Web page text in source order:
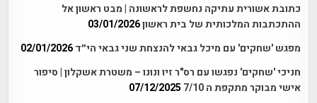
כתובת אשורית עתיקה נחשפת לראשונה | מבט ראשון אל
ההתכתבות המלכותית של בית ראשון03/01/2026
מפגש 'שחקים' עם מיכל גבאי להנצחת שני גבאי הי״ד 02/01/2026
חניכי 'שחקים' נפגשו עם רס"ר זיו ונונו – משטרת אשקלון | סיפור
אישי מבוקר מתקפת ה 7/10
07/12/2025